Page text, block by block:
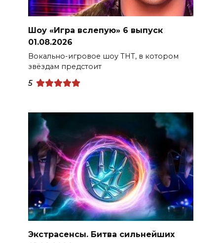
Шоу «Игра вслепую» 6 выпуск
01.08.2026
Вокально-игровое шоу ТНТ, в котором
звёздам предстоит
5
Экстрасенсы. Битва сильнейших